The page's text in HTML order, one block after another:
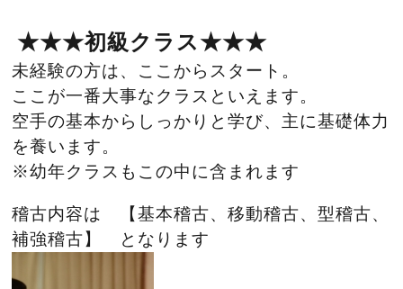
★★★初級クラス★★★
未経験の方は、ここからスタート。
ここが一番大事なクラスといえます。
空手の基本からしっかりと学び、主に基礎体力
を養います。
※幼年クラスもこの中に含まれます
稽古内容は 【基本稽古、移動稽古、型稽古、
補強稽古】 となります